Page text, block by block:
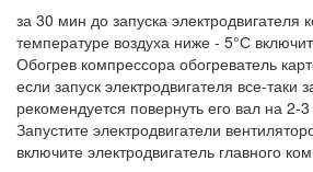
за 30 мин до запуска электродвигателя
температуре воздуха ниже - 5°С
Обогрев компрессора обогреватель
если запуск электродвигателя все-таки
рекомендуется повернуть его вал на 2-
Запустите электродвигатели
включите электродвигатель главного